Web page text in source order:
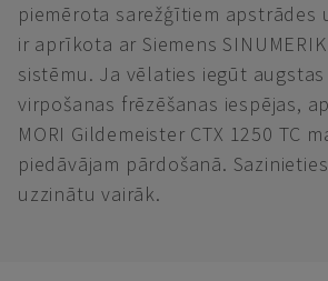
piemērota sarežģītiem apstrādes
ir aprīkota ar Siemens
sistēmu. Ja vēlaties iegūt
virpošanas frēzēšanas iespējas,
MORI Gildemeister CTX 1250 TC
piedāvājam pārdošanā.
uzzinātu vairāk.